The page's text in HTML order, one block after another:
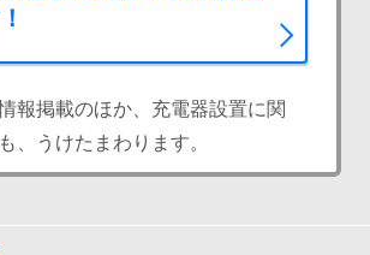
報掲載のほか、充電器設置に関
、うけたまわります。